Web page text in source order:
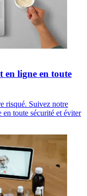
en ligne en toute
risqué. Suivez notre
toute sécurité et éviter